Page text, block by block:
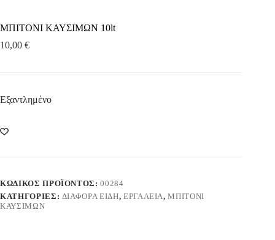
ΜΠΙΤΟΝΙ ΚΑΥΣΙΜΩΝ 10lt
10,00 €
Εξαντλημένο
ΚΩΔΙΚΌΣ ΠΡΟΪΌΝΤΟΣ:00284
ΚΑΤΗΓΟΡΊΕΣ: ΔΙΑΦΟΡΑ ΕΙΔΗ, ΕΡΓΑΛΕΙΑ,ΜΠΙΤΟΝΙ
ΚΑΥΣΙΜΩΝ